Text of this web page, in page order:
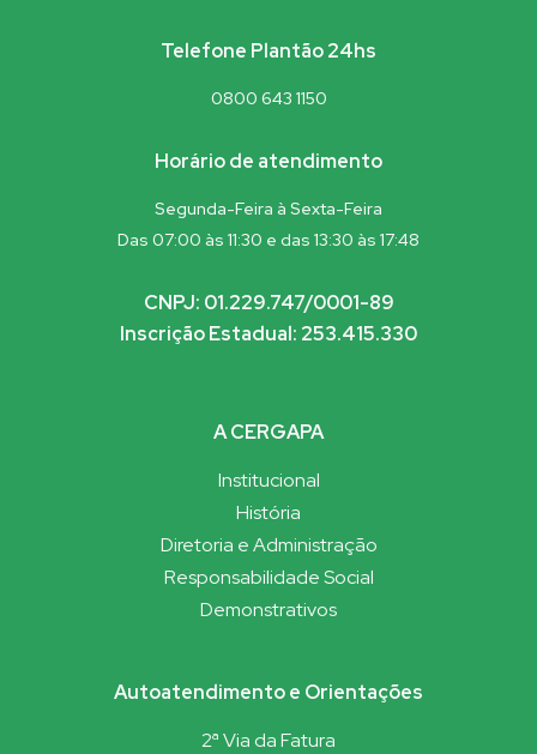
Telefone Plantão 24hs
0800 643 1150
Horário de atendimento
Segunda-Feira à Sexta-Feira
Das 07:00 às 11:30 e das 13:30 às 17:48
CNPJ: 01.229.747/0001-89
Inscrição Estadual: 253.415.330
A CERGAPA
Institucional
História
Diretoria e Administração
Responsabilidade Social
Demonstrativos
Autoatendimento e Orientações
2ª Via da Fatura